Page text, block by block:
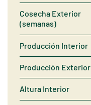
Cosecha Exterior
(semanas)
Producción Interior
Producción Exterior
Altura Interior